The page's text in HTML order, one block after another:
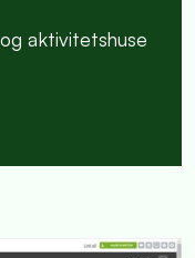
aktivitetshuse